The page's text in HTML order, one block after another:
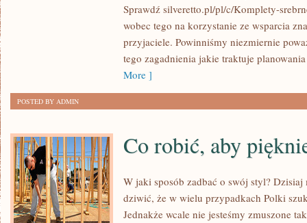
Sprawdź silveretto.pl/pl/c/Komplety-
wobec tego na korzystanie ze wsparcia
przyjaciele. Powinniśmy niezmiernie
tego zagadnienia jakie traktuje
More ]
POSTED BY ADMIN
Co robić, aby
W jaki sposób zadbać o swój styl?
dziwić, że w wielu przypadkach Polki
Jednakże wcale nie jesteśmy zmuszone